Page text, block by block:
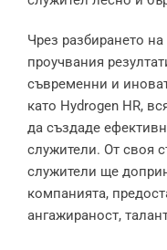
Чрез разбирането
проучвания
съвременни и
като Hydrogen HR,
да създаде
служители. От своя
служители ще
компанията,
ангажираност,